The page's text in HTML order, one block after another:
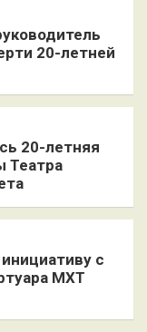
20-летней
20-летняя
Театра
с
МХТ